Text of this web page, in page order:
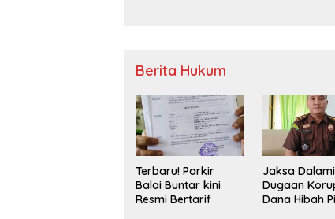
Berita Hukum
Terbaru! Parkir
Balai Buntar kini
Resmi Bertarif
Jaksa Dalami
Dugaan
Dana Hibah